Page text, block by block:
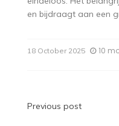
en bijdraagt aan een
18 October 2025 10
Post
Previous post